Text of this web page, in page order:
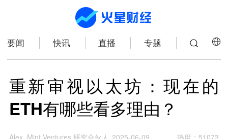
要闻 快讯 直播 专题
重新审视以太坊：现在的
ETH有哪些看多理由？
Alex, Mint Ventures 研究合伙人 2025-06-09 热度 ： 51073